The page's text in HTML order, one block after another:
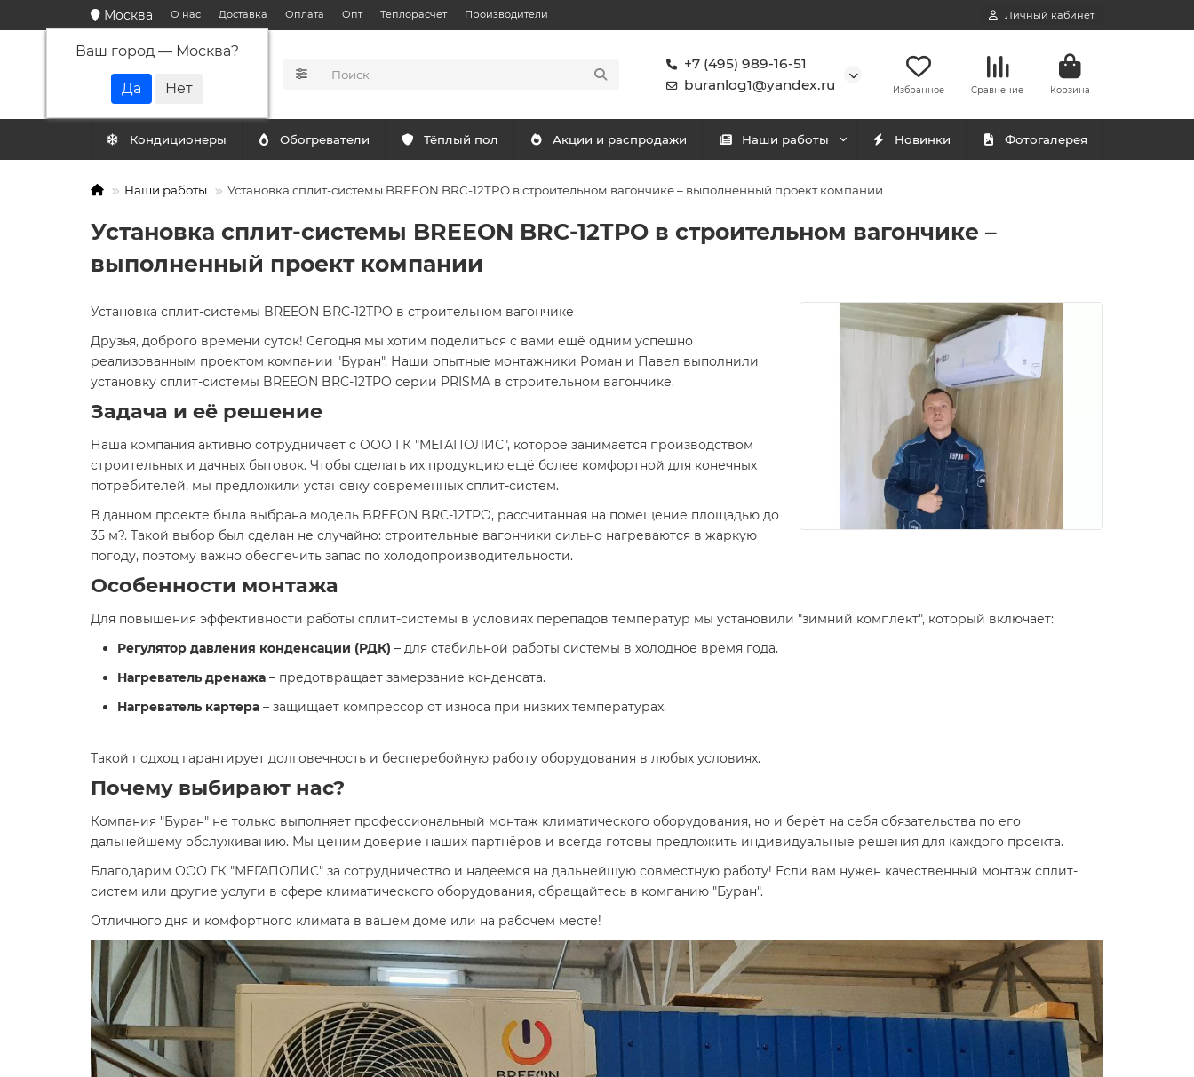
Москва
Ваш город — Москва?
О нас Доставка Оплата Опт Теплорасчет Производители Личный кабинет
+7 (495) 989-16-51
buranlog1@yandex.ru
Избранное Сравнение Корзина
Кондиционеры Обогреватели Тёплый пол Акции и распродажи Наши работы Новинки Фотогалерея
Наши работы Установка сплит-системы BREEON BRC-12TPO в строительном вагончике – выполненный проект компании
Установка сплит-системы BREEON BRC-12TPO в строительном вагончике –
выполненный проект компании
Установка сплит-системы BREEON BRC-12TPO в строительном вагончике
Друзья, доброго времени суток! Сегодня мы хотим поделиться с вами ещё одним успешно
реализованным проектом компании "Буран". Наши опытные монтажники Роман и Павел выполнили
установку сплит-системы BREEON BRC-12TPO серии PRISMA в строительном вагончике.
Задача и её решение
Наша компания активно сотрудничает с ООО ГК "МЕГАПОЛИС", которое занимается производством
строительных и дачных бытовок. Чтобы сделать их продукцию ещё более комфортной для конечных
потребителей, мы предложили установку современных сплит-систем.
В данном проекте была выбрана модель BREEON BRC-12TPO, рассчитанная на помещение площадью до
35 м?. Такой выбор был сделан не случайно: строительные вагончики сильно нагреваются в жаркую
погоду, поэтому важно обеспечить запас по холодопроизводительности.
Особенности монтажа
Для повышения эффективности работы сплит-системы в условиях перепадов температур мы установили "зимний комплект", который включает:
Регулятор давления конденсации (РДК) – для стабильной работы системы в холодное время года.
Нагреватель дренажа – предотвращает замерзание конденсата.
Нагреватель картера – защищает компрессор от износа при низких температурах.
Такой подход гарантирует долговечность и бесперебойную работу оборудования в любых условиях.
Почему выбирают нас?
Компания "Буран" не только выполняет профессиональный монтаж климатического оборудования, но и берёт на себя обязательства по его
дальнейшему обслуживанию. Мы ценим доверие наших партнёров и всегда готовы предложить индивидуальные решения для каждого проекта.
Благодарим ООО ГК "МЕГАПОЛИС" за сотрудничество и надеемся на дальнейшую совместную работу! Если вам нужен качественный монтаж сплит-
систем или другие услуги в сфере климатического оборудования, обращайтесь в компанию "Буран".
Отличного дня и комфортного климата в вашем доме или на рабочем месте!